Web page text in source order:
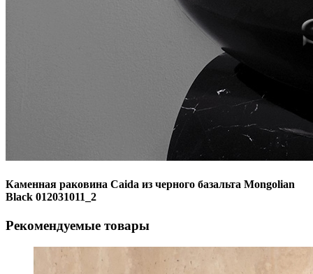
Каменная раковина Caida из черного базальта Mongolian
Black 012031011_2
Рекомендуемые товары